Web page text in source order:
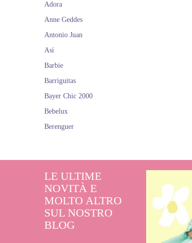
Adora
Anne Geddes
Antonio Juan
Así
Barbie
Barriguitas
Bayer Chic 2000
Bebelux
Berenguer
LE ULTIME
NOVITÀ E
MOLTO ALTRO
SUL NOSTRO
BLOG